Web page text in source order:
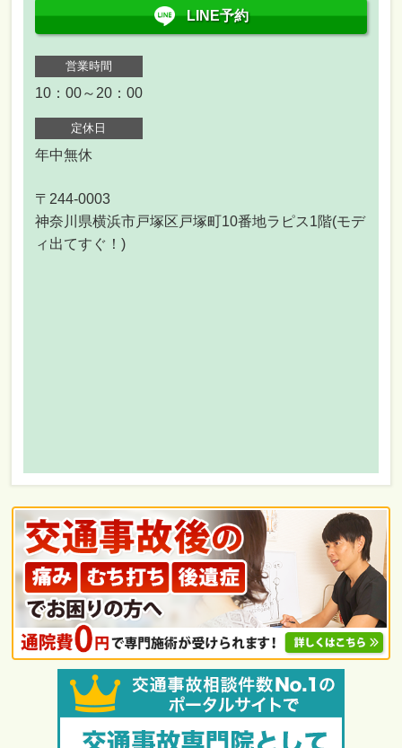
LINE予約
営業時間
10：00～20：00
定休日
年中無休
〒244-0003
神奈川県横浜市戸塚区戸塚町10番地ラピス1階(モデ
ィ出てすぐ！)